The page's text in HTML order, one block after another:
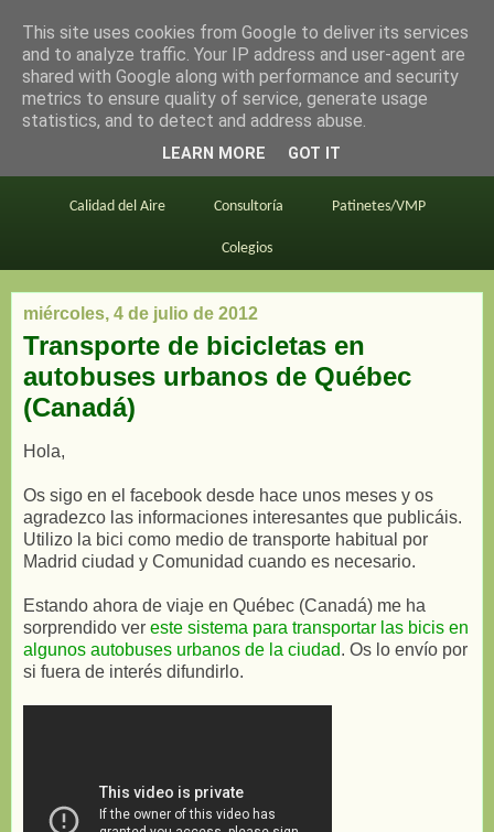
en bici por madrid
Este blog BiciMAD Primeros consejos
Calidad del Aire Consultoría Patinetes/VMP
Colegios
miércoles, 4 de julio de 2012
Transporte de bicicletas en
autobuses urbanos de Québec
(Canadá)
Hola,
Os sigo en el facebook desde hace unos meses y os
agradezco las informaciones interesantes que publicáis.
Utilizo la bici como medio de transporte habitual por
Madrid ciudad y Comunidad cuando es necesario.
Estando ahora de viaje en Québec (Canadá) me ha
sorprendido ver este sistema para transportar las bicis en
algunos autobuses urbanos de la ciudad. Os lo envío por
si fuera de interés difundirlo.
This site uses cookies from Google to deliver its services
and to analyze traffic. Your IP address and user-agent are
shared with Google along with performance and security
metrics to ensure quality of service, generate usage
statistics, and to detect and address abuse.
LEARN MORE GOT IT